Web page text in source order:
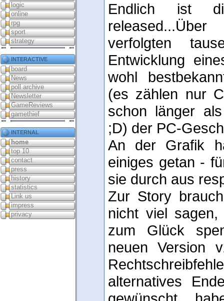
logic
online
rpg
sport
strategy
interactive
board
News
poll archive
Newsletter
GameReviews
gamethief
internal
home
top 10
contact
press
history
statistics
Link us
impress
privacy
Endlich ist
verfolgten
Entwicklung
wohl
(es zählen nur
schon länger
;D) der PC-
An der Grafik
einiges getan -
sie durch aus
Zur Story
nicht viel
zum Glück
neuen Version
alternatives